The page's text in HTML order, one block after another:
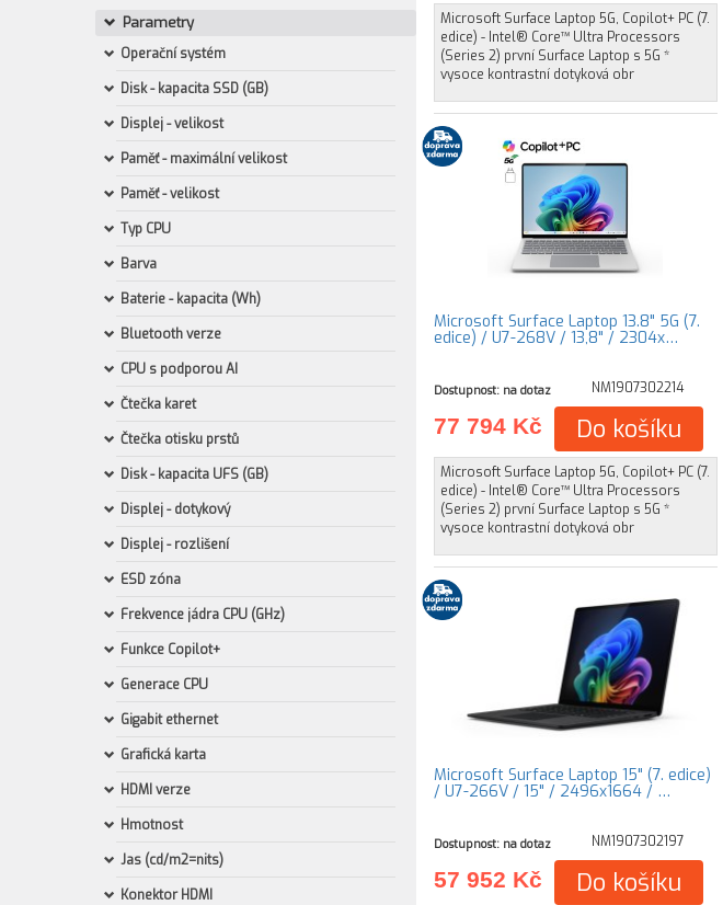
Parametry
Operační systém
Disk - kapacita SSD (GB)
Displej - velikost
Paměť - maximální velikost
Paměť - velikost
Typ CPU
Barva
Baterie - kapacita (Wh)
Bluetooth verze
CPU s podporou AI
Čtečka karet
Čtečka otisku prstů
Disk - kapacita UFS (GB)
Displej - dotykový
Displej - rozlišení
ESD zóna
Frekvence jádra CPU (GHz)
Funkce Copilot+
Generace CPU
Gigabit ethernet
Grafická karta
HDMI verze
Hmotnost
Jas (cd/m2=nits)
Konektor HDMI
Microsoft Surface Laptop 5G, Copilot+ PC (7.
edice) - Intel® Core™ Ultra Processors
(Series 2) první Surface Laptop s 5G *
vysoce kontrastní dotyková obr
Microsoft Surface Laptop 13.8" 5G (7.
edice) / U7-268V / 13,8" / 2304x…
Dostupnost: na dotaz NM1907302214
77 794 Kč Do košíku
Microsoft Surface Laptop 5G, Copilot+ PC (7.
edice) - Intel® Core™ Ultra Processors
(Series 2) první Surface Laptop s 5G *
vysoce kontrastní dotyková obr
Microsoft Surface Laptop 15" (7. edice)
/ U7-266V / 15" / 2496x1664 / …
Dostupnost: na dotaz NM1907302197
57 952 Kč Do košíku